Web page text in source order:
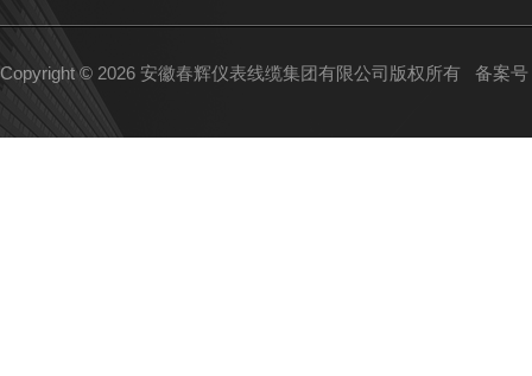
Copyright © 2026 安徽春辉仪表线缆集团有限公司版权所有 备案号